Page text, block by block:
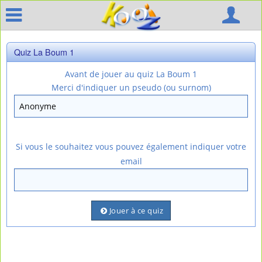
Quiz La Boum 1
Avant de jouer au quiz La Boum 1
Merci d'indiquer un pseudo (ou surnom)
Si vous le souhaitez vous pouvez également indiquer votre
email
Jouer à ce quiz